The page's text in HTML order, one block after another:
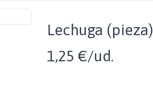
Lechuga (pieza)
1,25 €/ud.